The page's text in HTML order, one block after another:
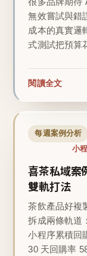
無效嘗試與錯
成本的真實邏
式測試把預算
閱讀全文
每週案例分析
小
喜茶私域案
雙軌打法
茶飲產品好複
拆成兩條軌道
小程序累積回
30 天回購率